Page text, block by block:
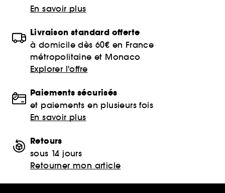
En savoir plus
Livraison standard offerte
à domicile dès 60€ en France
métropolitaine et Monaco
Explorer l'offre
Paiements sécurisés
et paiements en plusieurs fois
En savoir plus
Retours
sous 14 jours
Retourner mon article